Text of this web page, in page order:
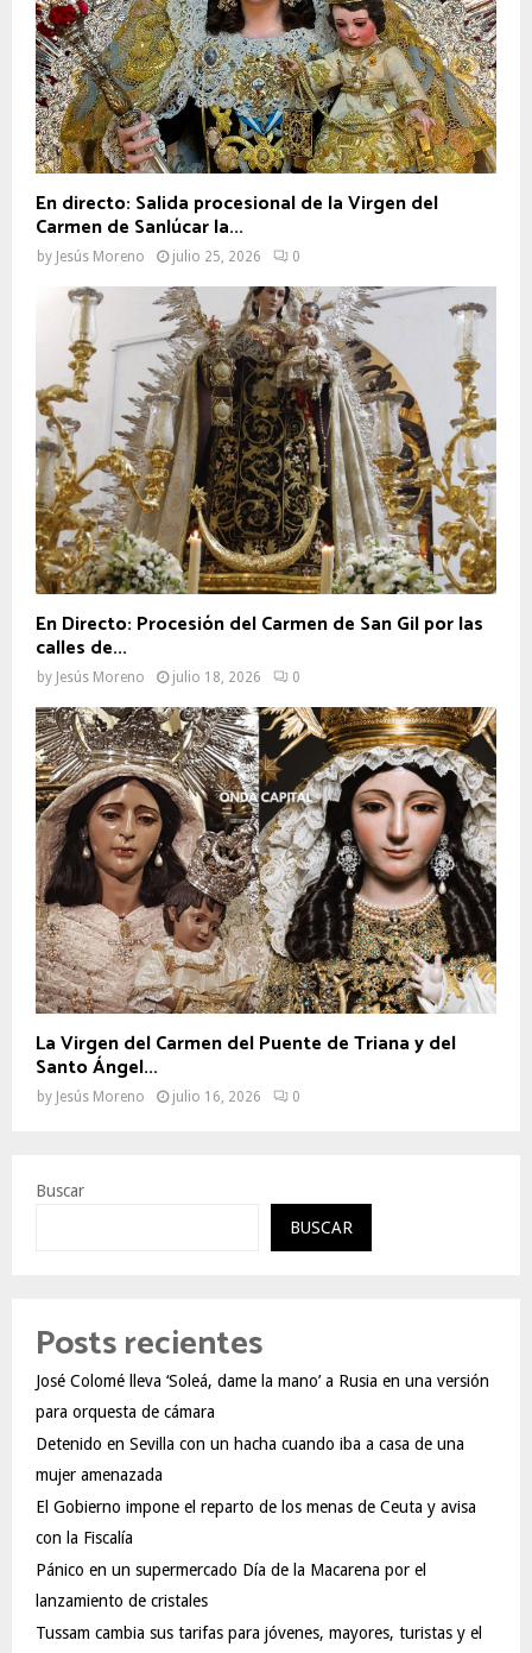
En directo: Salida procesional de la Virgen del
Carmen de Sanlúcar la...
by Jesús Moreno julio 25, 2026 0
En Directo: Procesión del Carmen de San Gil por las
calles de...
by Jesús Moreno julio 18, 2026 0
La Virgen del Carmen del Puente de Triana y del
Santo Ángel...
by Jesús Moreno julio 16, 2026 0
Buscar
BUSCAR
Posts recientes
José Colomé lleva ‘Soleá, dame la mano’ a Rusia en una versión
para orquesta de cámara
Detenido en Sevilla con un hacha cuando iba a casa de una
mujer amenazada
El Gobierno impone el reparto de los menas de Ceuta y avisa
con la Fiscalía
Pánico en un supermercado Día de la Macarena por el
lanzamiento de cristales
Tussam cambia sus tarifas para jóvenes, mayores, turistas y el